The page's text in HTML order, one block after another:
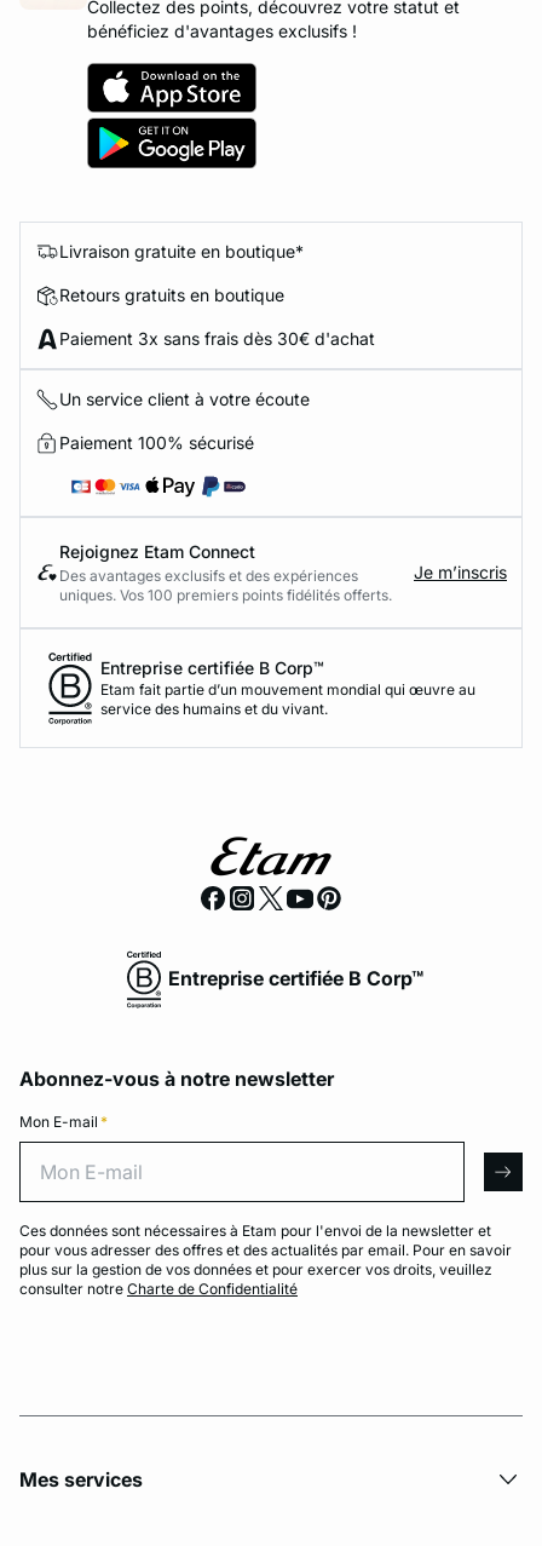
Collectez des points, découvrez votre statut et
bénéficiez d'avantages exclusifs !
Livraison gratuite en boutique*
Retours gratuits en boutique
Paiement 3x sans frais dès 30€ d'achat
Un service client à votre écoute
Paiement 100% sécurisé
Rejoignez Etam Connect
Des avantages exclusifs et des expériences
uniques. Vos 100 premiers points fidélités offerts.
Je m’inscris
Entreprise certifiée B Corp™
Etam fait partie d’un mouvement mondial qui œuvre au
service des humains et du vivant.
Entreprise certifiée B Corp™
Abonnez-vous à notre newsletter
Mon E-mail *
Ces données sont nécessaires à Etam pour l'envoi de la newsletter et
pour vous adresser des offres et des actualités par email. Pour en savoir
plus sur la gestion de vos données et pour exercer vos droits, veuillez
consulter notre Charte de Confidentialité
Mes services